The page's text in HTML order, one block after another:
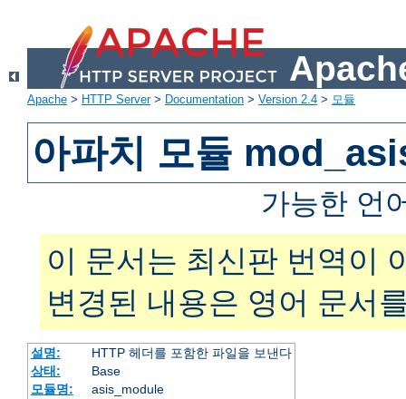
Apache > HTTP Server> Documentation > Version 2.4 > 모듈
아파치 모듈
가능한 언
이 문서는 최신판 번역이
변경된 내용은 영어 문서
설명:
HTTP 헤더를 포함한 파일을 보낸다
상태:
Base
모듈명:
asis_module